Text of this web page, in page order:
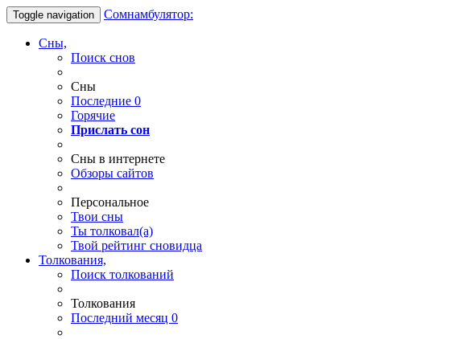
Toggle navigation Сомнамбулятор:
Сны,
Поиск снов
Сны
Последние 0
Горячие
Прислать сон
Сны в интернете
Обзоры сайтов
Персональное
Твои сны
Ты толковал(а)
Твой рейтинг сновидца
Толкования,
Поиск толкований
Толкования
Последний месяц 0